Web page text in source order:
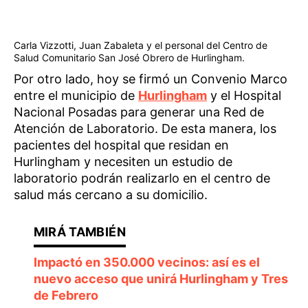
Carla Vizzotti, Juan Zabaleta y el personal del Centro de
Salud Comunitario San José Obrero de Hurlingham.
Por otro lado, hoy se firmó un Convenio Marco
entre el municipio de Hurlingham y el Hospital
Nacional Posadas para generar una Red de
Atención de Laboratorio. De esta manera, los
pacientes del hospital que residan en
Hurlingham y necesiten un estudio de
laboratorio podrán realizarlo en el centro de
salud más cercano a su domicilio.
Impactó en 350.000 vecinos: así es el
nuevo acceso que unirá Hurlingham y Tres
de Febrero